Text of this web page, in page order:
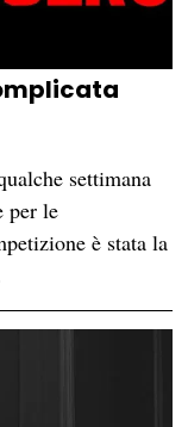
settimana
per le
è stata la